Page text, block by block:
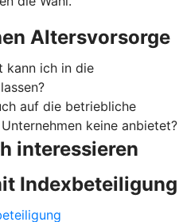
Altersvorsorge
kann ich in die
auf die betriebliche
keine anbietet?
interessieren
Indexbeteiligung